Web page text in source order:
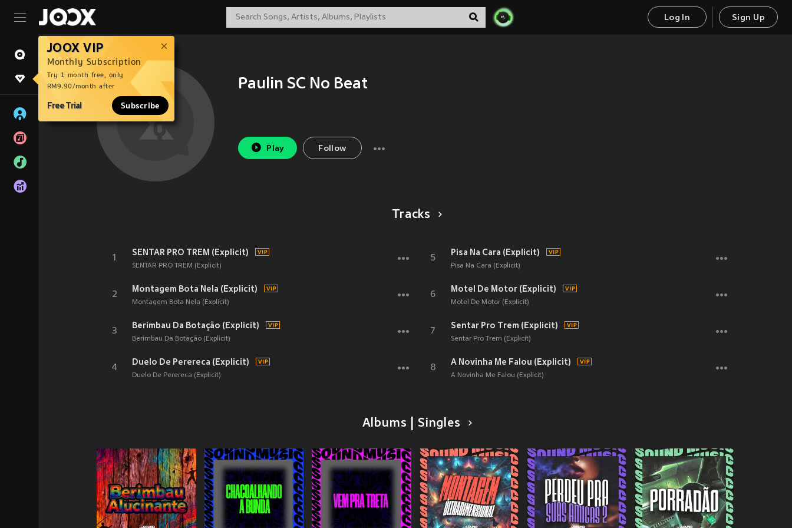
Log In Sign Up
JOOX VIP
Monthly Subscription
Try 1 month free, only
RM9.90/month after
Free Trial Subscribe
Paulin SC No Beat
Play Follow
Tracks
1
SENTAR PRO TREM (Explicit)
SENTAR PRO TREM (Explicit)
2
Montagem Bota Nela (Explicit)
Montagem Bota Nela (Explicit)
3
Berimbau Da Botação (Explicit)
Berimbau Da Botação (Explicit)
4
Duelo De Perereca (Explicit)
Duelo De Perereca (Explicit)
5
Pisa Na Cara (Explicit)
Pisa Na Cara (Explicit)
6
Motel De Motor (Explicit)
Motel De Motor (Explicit)
7
Sentar Pro Trem (Explicit)
Sentar Pro Trem (Explicit)
8
A Novinha Me Falou (Explicit)
A Novinha Me Falou (Explicit)
Albums | Singles